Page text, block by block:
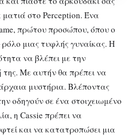
ματιά στο Perception. Ένα
πρώτου προσώπου, όπου ο
ρόλο μιας τυφλής γυναίκας. H
να βλέπει με την
της. Με αυτήν θα πρέπει να
μυστήρια. Βλέποντας
οδηγούν σε ένα στοιχειωμένο
η Cassie πρέπει να
και να κατατροπώσει μια